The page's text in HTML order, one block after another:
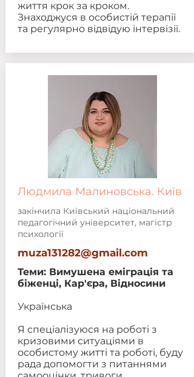
життя крок за кроком.
Знаходжуся в особистій терапії
та регулярно відвідую інтервізії.
Людмила Малиновська. Київ
закінчила Київський національний
педагогічний університет, магістр
психології
muza131282@gmail.com
Теми: Вимушена еміграція та
біженці, Кар'єра, Відносини
Українська
Я спеціалізуюся на роботі з
кризовими ситуаціями в
особистому житті та роботі, буду
рада допомогти з питаннями